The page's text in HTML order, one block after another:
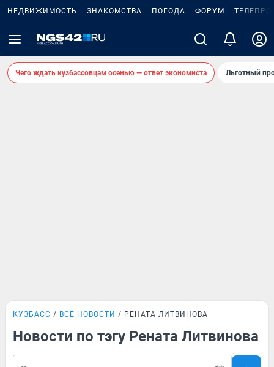
НЕДВИЖИМОСТЬ ЗНАКОМСТВА ПОГОДА ФОРУМ
Чего ждать кузбассовцам осенью — ответ экономиста Льготный
КУЗБАСС ВСЕ НОВОСТИ РЕНАТА ЛИТВИНОВА
Новости по тэгу Рената Литвинова